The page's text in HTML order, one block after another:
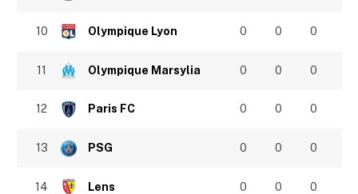
10 Olympique Lyon 0 0 0
11 Olympique Marsylia 0 0 0
12 Paris FC 0 0 0
13 PSG 0 0 0
14 Lens 0 0 0